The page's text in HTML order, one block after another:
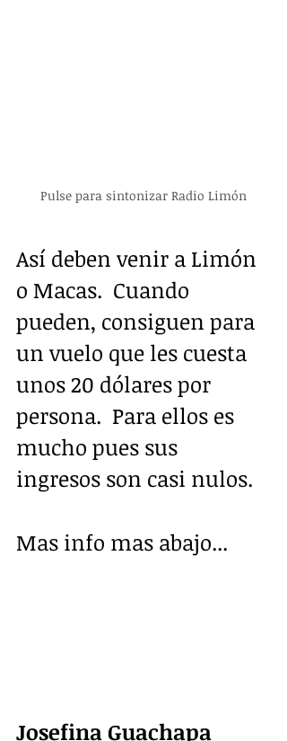
Pulse para sintonizar Radio Limón
Así deben venir a Limón
o Macas.  Cuando
pueden, consiguen para
un vuelo que les cuesta
unos 20 dólares por
persona.  Para ellos es
mucho pues sus
ingresos son casi nulos.
Mas info mas abajo...
Josefina Guachapa